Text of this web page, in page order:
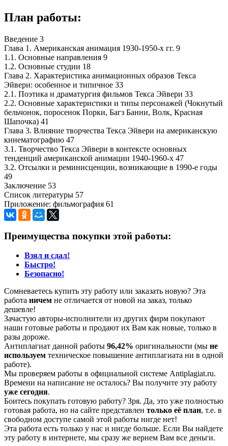
План работы:
Введение 3
Глава 1. Американская анимация 1930-1950-х гг. 9
1.1. Основные направления 9
1.2. Основные студии 18
Глава 2. Характеристика анимационных образов Текса
Эйвери: особенное и типичное 33
2.1. Поэтика и драматургия фильмов Текса Эйвери 33
2.2. Основные характеристики и типы персонажей (Чокнутый
бельчонок, поросенок Порки, Багз Банни, Волк, Красная
Шапочка) 41
Глава 3. Влияние творчества Текса Эйвери на американскую
кинематографию 47
3.1. Творчество Текса Эйвери в контексте основных
тенденций американской анимации 1940-1960-х 47
3.2. Отсылки и реминисценции, возникающие в 1990-е годы
49
Заключение 53
Список литературы 57
Приложение: фильмография 61
Преимущества покупки этой работы:
Взял и сдал!
Быстро!
Безопасно!
Сомневаетесь купить эту работу или заказать новую? Эта
работа ничем не отличается от новой на заказ, только
дешевле!
Зачастую авторы-исполнители из других фирм покупают
наши готовые работы и продают их Вам как новые, только в
разы дороже.
Антиплагиат данной работы 96,42% оригинальности (мы не
используем техническое повышение антиплагиата ни в одной
работе).
Мы проверяем работы в официальной системе Аntiplagiat.ru.
Времени на написание не осталось? Вы получите эту работу
уже сегодня.
Боитесь покупать готовую работу? Зря. Да, это уже полностью
готовая работа, но на сайте представлен только её план, т.е. в
свободном доступе самой этой работы нигде нет!
Эта работа есть только у нас и нигде больше. Если Вы найдете
эту работу в интернете, мы сразу же вернем Вам все деньги.